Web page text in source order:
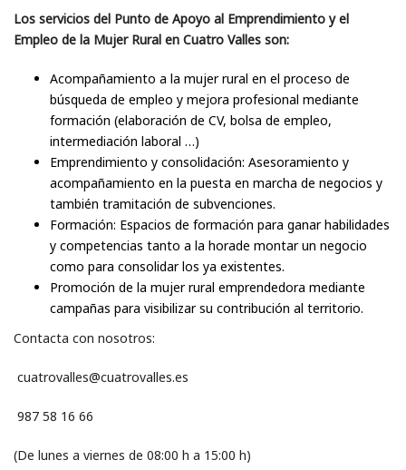
Los servicios del Punto de Apoyo al Emprendimiento y el
Empleo de la Mujer Rural en Cuatro Valles son:
Acompañamiento a la mujer rural en el proceso de
búsqueda de empleo y mejora profesional mediante
formación (elaboración de CV, bolsa de empleo,
intermediación laboral …)
Emprendimiento y consolidación: Asesoramiento y
acompañamiento en la puesta en marcha de negocios y
también tramitación de subvenciones.
Formación: Espacios de formación para ganar habilidades
y competencias tanto a la horade montar un negocio
como para consolidar los ya existentes.
Promoción de la mujer rural emprendedora mediante
campañas para visibilizar su contribución al territorio.
Contacta con nosotros:
cuatrovalles@cuatrovalles.es
987 58 16 66
(De lunes a viernes de 08:00 h a 15:00 h)